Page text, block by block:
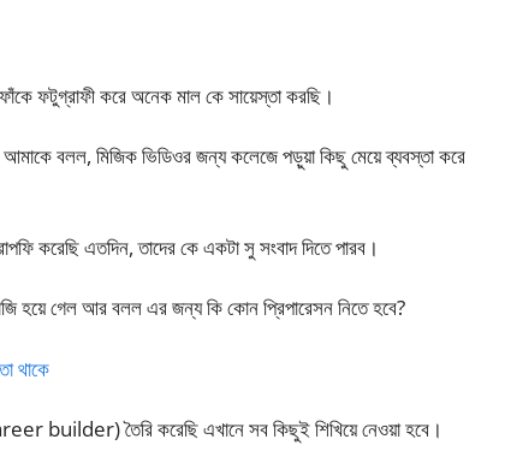
ফটুগ্রাফী করে অনেক মাল কে সায়েস্তা করছি।
বলল, মিজিক ভিডিওর জন্য কলেজে পড়ুয়া কিছু মেয়ে ব্যবস্তা করে
করেছি এতদিন, তাদের কে একটা সু সংবাদ দিতে পারব।
হয়ে গেল আর বলল এর জন্য কি কোন প্রিপারেসন নিতে হবে?
থাকে
builder) তৈরি করেছি এখানে সব কিছুই শিখিয়ে নেওয়া হবে।